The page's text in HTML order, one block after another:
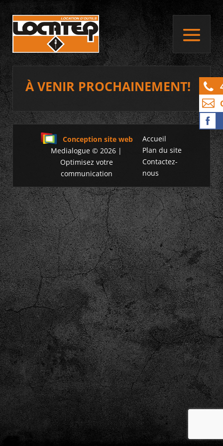
À VENIR PROCHAINEMENT!
Conception site web
Medialogue © 2026 |
Optimisez votre
communication
Accueil
Plan du site
Contactez-
nous